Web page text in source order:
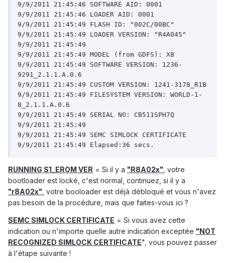
9/9/2011 21:45:46 SOFTWARE AID: 0001
9/9/2011 21:45:46 LOADER AID: 0001
9/9/2011 21:45:49 FLASH ID: "002C/00BC"
9/9/2011 21:45:49 LOADER VERSION: "R4A045"
9/9/2011 21:45:49
9/9/2011 21:45:49 MODEL (from GDFS): X8
9/9/2011 21:45:49 SOFTWARE VERSION: 1236-
9291_2.1.1.A.0.6
9/9/2011 21:45:49 CUSTOM VERSION: 1241-3178_R1B
9/9/2011 21:45:49 FILESYSTEM VERSION: WORLD-1-
8_2.1.1.A.0.6
9/9/2011 21:45:49 SERIAL NO: CB511SPH7Q
9/9/2011 21:45:49
9/9/2011 21:45:49 SEMC SIMLOCK CERTIFICATE
RUNNING S1_EROM VER = Si il y a "R8A02x" , votre
bootloader est locké, c'est normal, continuez, si il y a
"r8A02x" , votre booloader est déjà débloqué et vous n'avez
pas besoin de la procédure, mais que faites-vous ici ?
SEMC SIMLOCK CERTIFICATE = Si vous avez cette
indication ou n'importe quelle autre indication exceptée "NOT
RECOGNIZED SIMLOCK CERTIFICATE", vous pouvez passer
à l'étape suivante !